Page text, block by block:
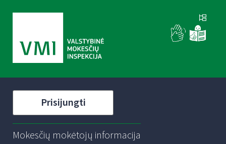
Prisijungti
Mokesčių mokėtojų informacija